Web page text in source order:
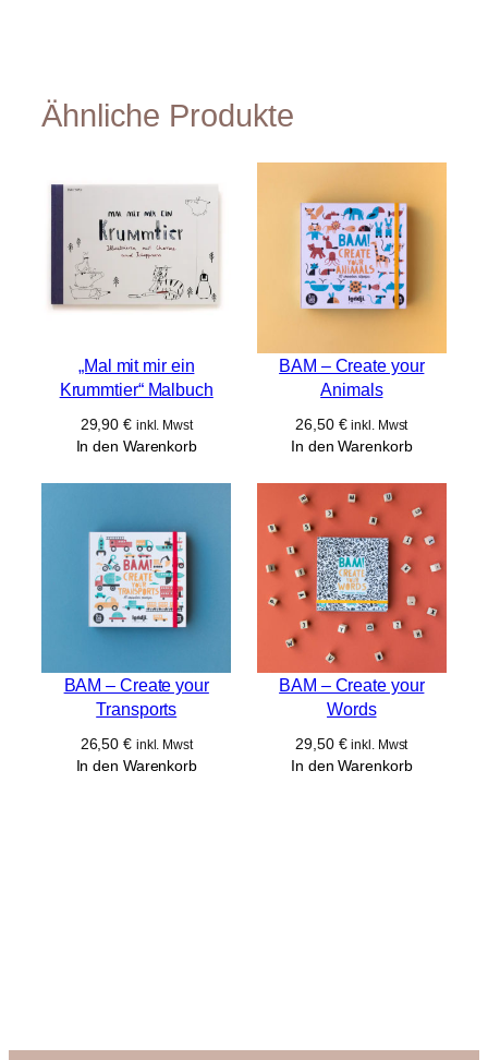
Ähnliche Produkte
„Mal mit mir ein
Krummtier“ Malbuch
29,90€ inkl. Mwst
In den Warenkorb
BAM – Create your
Animals
26,50 € inkl. Mwst
In den Warenkorb
BAM – Create your
Transports
26,50€ inkl. Mwst
In den Warenkorb
BAM – Create your
Words
29,50 € inkl. Mwst
In den Warenkorb